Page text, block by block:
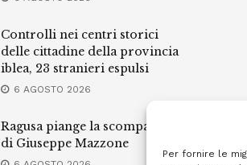
Per fornire le
Controlli nei centri storici
delle cittadine della provincia
iblea, 23 stranieri espulsi
6 AGOSTO 2026
Ragusa piange la scomparsa
di Giuseppe Mazzone